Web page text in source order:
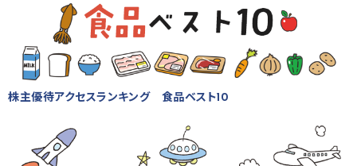
株主優待アクセスランキング 食品ベスト10